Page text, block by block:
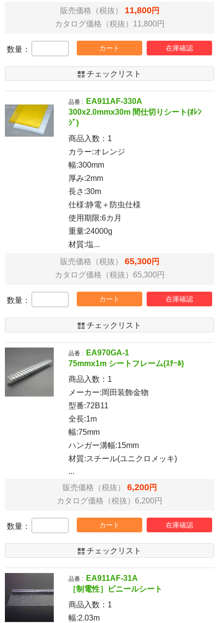
販売価格（税抜） 11,800円
カタログ価格（税抜）11,800円
数量： カート 在庫確認
チェックリスト
品番 :
EA911AF-330A
300x2.0mmx30m 間仕切りシート(ｵﾚﾝ
ｼﾞ)
商品入数： 1
カラー:オレンジ
幅:300mm
厚み:2mm
長さ:30m
仕様:静電＋防虫仕様
使用期限:6カ月
重量:24000g
材質:塩...
販売価格（税抜） 65,300円
カタログ価格（税抜）65,300円
数量： カート 在庫確認
チェックリスト
品番 :
EA970GA-1
75mmx1m シートフレーム(ｽﾁｰﾙ)
商品入数： 1
メーカー:岡田装飾金物
型番:72B11
全長:1m
幅:75mm
ハンガー溝幅:15mm
材質:スチール(ユニクロメッキ)
...
販売価格（税抜） 6,200円
カタログ価格（税抜）6,200円
数量： カート 在庫確認
チェックリスト
品番 :
EA911AF-31A
［制電性］ビニールシート
商品入数： 1
幅:2.03m